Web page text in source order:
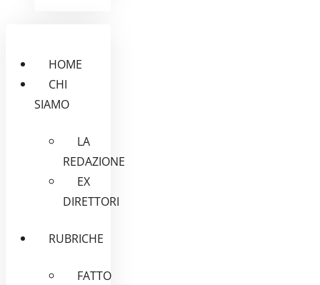
HOME
CHI
SIAMO
LA
REDAZIONE
EX
DIRETTORI
RUBRICHE
FATTO